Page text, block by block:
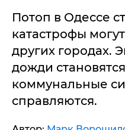
Потоп в Одессе
катастрофы
других городах.
дожди
коммунальные
справляются.